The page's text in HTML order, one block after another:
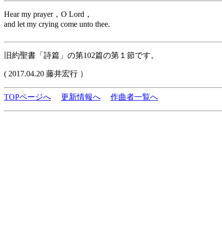
Hear my prayer，O Lord，
and let my crying come unto thee.
旧約聖書「詩篇」の第102篇の第１節です。
( 2017.04.20 藤井宏行 ）
TOPページへ 更新情報へ 作曲者一覧へ